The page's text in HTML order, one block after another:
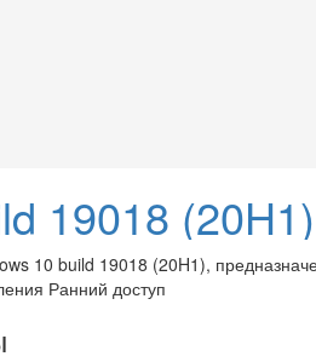
10 build 19018 (20H1),
Ранний доступ